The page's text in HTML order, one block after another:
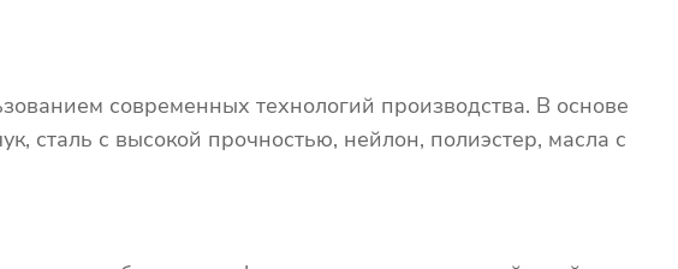
современных технологий производства. В основе
сталь с высокой прочностью, нейлон, полиэстер, масла с